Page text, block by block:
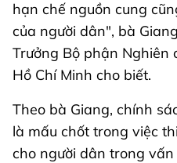
hạn chế nguồn cung
của người dân", bà
Trưởng Bộ phận Nghiên
Hồ Chí Minh cho biết.
Theo bà Giang, chính
là mấu chốt trong việc
cho người dân trong